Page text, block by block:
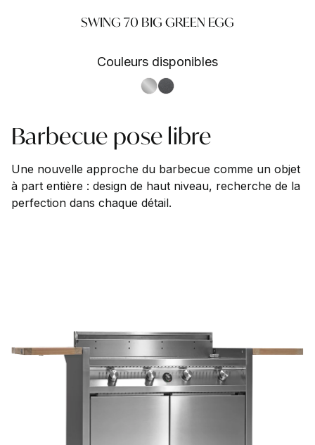
SWING 70 BIG GREEN EGG
Couleurs disponibles
S.Steel SS
Antracite AN
Barbecue pose libre
Une nouvelle approche du barbecue comme un objet
à part entière : design de haut niveau, recherche de la
perfection dans chaque détail.